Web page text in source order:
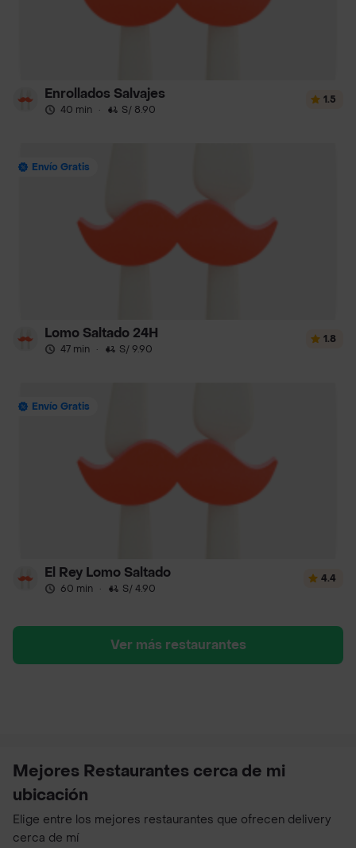
Enrollados Salvajes
40 min · S/ 8.90
1.5
Envío Gratis
Lomo Saltado 24H
47 min · S/ 9.90
1.8
Envío Gratis
El Rey Lomo Saltado
60 min · S/ 4.90
4.4
Ver más restaurantes
Mejores Restaurantes cerca de mi
ubicación
Elige entre los mejores restaurantes que ofrecen delivery
cerca de mí